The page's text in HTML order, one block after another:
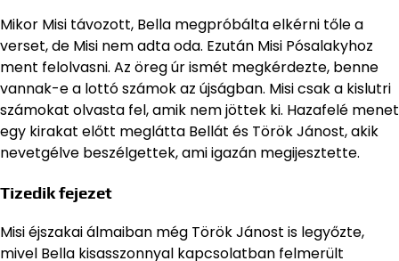
Mikor Misi távozott, Bella megpróbálta elkérni tőle a
verset, de Misi nem adta oda. Ezután Misi Pósalakyhoz
ment felolvasni. Az öreg úr ismét megkérdezte, benne
vannak-e a lottó számok az újságban. Misi csak a kislutri
számokat olvasta fel, amik nem jöttek ki. Hazafelé menet
egy kirakat előtt meglátta Bellát és Török Jánost, akik
nevetgélve beszélgettek, ami igazán megijesztette.
Tizedik fejezet
Misi éjszakai álmaiban még Török Jánost is legyőzte,
mivel Bella kisasszonnyal kapcsolatban felmerült